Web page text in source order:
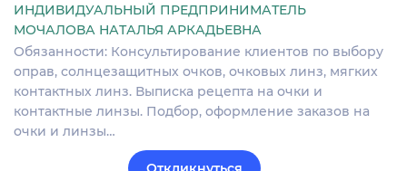
ИНДИВИДУАЛЬНЫЙ ПРЕДПРИНИМАТЕЛЬ
МОЧАЛОВА НАТАЛЬЯ АРКАДЬЕВНА
Обязанности: Консультирование клиентов по выбору
оправ, солнцезащитных очков, очковых линз, мягких
контактных линз. Выписка рецепта на очки и
контактные линзы. Подбор, оформление заказов на
очки и линзы…